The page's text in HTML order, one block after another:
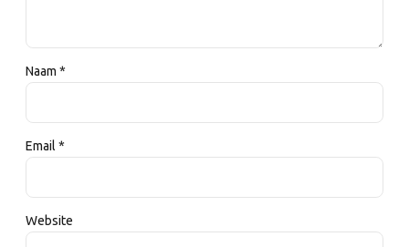
Naam *
Email *
Website